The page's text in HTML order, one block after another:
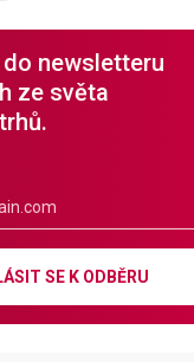
newsletteru
ze světa
SE K ODBĚRU